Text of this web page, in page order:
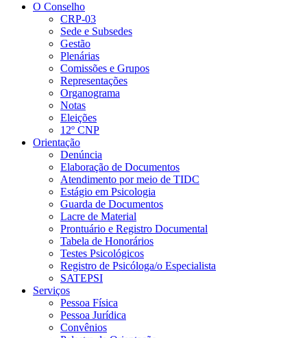
O Conselho
CRP-03
Sede e Subsedes
Gestão
Plenárias
Comissões e Grupos
Representações
Organograma
Notas
Eleições
12º CNP
Orientação
Denúncia
Elaboração de Documentos
Atendimento por meio de TIDC
Estágio em Psicologia
Guarda de Documentos
Lacre de Material
Prontuário e Registro Documental
Tabela de Honorários
Testes Psicológicos
Registro de Psicóloga/o Especialista
SATEPSI
Serviços
Pessoa Física
Pessoa Jurídica
Convênios